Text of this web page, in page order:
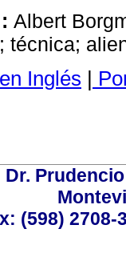
Albert
técnica;
Inglés |
Dr.
(598) 2708-